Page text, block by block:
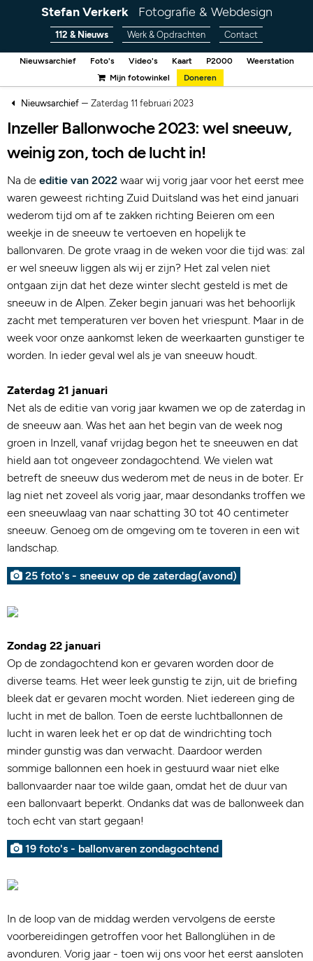
Stefan Verkerk Fotografie & Webdesign
112 & Nieuws Werk & Opdrachten Contact
Nieuwsarchief Foto's Video's Kaart P2000
Weerstation
Mijn fotowinkel
Doneren
Nieuwsarchief– Zaterdag 11 februari 2023
Inzeller Ballonwoche 2023: wel sneeuw,
weinig zon, toch de lucht in!
Na de editie van 2022 waar wij vorig jaar voor het eerst mee
waren geweest richting Zuid Duitsland was het eind januari
wederom tijd om af te zakken richting Beieren om een
weekje in de sneeuw te vertoeven en hopelijk te
ballonvaren. De grote vraag in de weken voor die tijd was: zal
er wel sneeuw liggen als wij er zijn? Het zal velen niet
ontgaan zijn dat het deze winter slecht gesteld is met de
sneeuw in de Alpen. Zeker begin januari was het behoorlijk
zacht met temperaturen ver boven het vriespunt. Maar in de
week voor onze aankomst leken de weerkaarten gunstiger te
worden. In ieder geval wel als je van sneeuw houdt.
Zaterdag 21 januari
Net als de editie van vorig jaar kwamen we op de zaterdag in
de sneeuw aan. Was het aan het begin van de week nog
groen in Inzell, vanaf vrijdag begon het te sneeuwen en dat
hield aan tot ongeveer zondagochtend. We vielen wat
betreft de sneeuw dus wederom met de neus in de boter. Er
lag niet net zoveel als vorig jaar, maar desondanks troffen we
een sneeuwlaag van naar schatting 30 tot 40 centimeter
sneeuw. Genoeg om de omgeving om te toveren in een wit
landschap.
25 foto's - sneeuw op de zaterdag(avond)
Zondag 22 januari
Op de zondagochtend kon er gevaren worden door de
diverse teams. Het weer leek gunstig te zijn, uit de briefing
bleek dat er gevaren mocht worden. Niet iedereen ging de
lucht in met de ballon. Toen de eerste luchtballonnen de
lucht in waren leek het er op dat de windrichting toch
minder gunstig was dan verwacht. Daardoor werden
sommige ballonnen een hoek in gestuurd waar niet elke
ballonvaarder naar toe wilde gaan, omdat het de duur van
een ballonvaart beperkt. Ondanks dat was de ballonweek dan
toch echt van start gegaan!
19 foto's - ballonvaren zondagochtend
In de loop van de middag werden vervolgens de eerste
voorbereidingen getroffen voor het Ballonglühen in de
avonduren. Vorig jaar - toen wij ons voor het eerst aansloten